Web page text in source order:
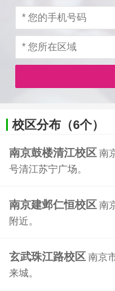
校区分布（6个）
南京鼓楼清江校区 南
号清江苏宁广场。
南京建邺仁恒校区 南
附近。
玄武珠江路校区 南京
来城。